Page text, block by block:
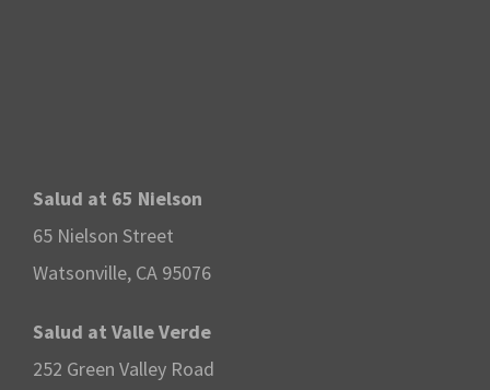
Salud at 65 Nielson
65 Nielson Street
Watsonville, CA 95076
Salud at Valle Verde
252 Green Valley Road